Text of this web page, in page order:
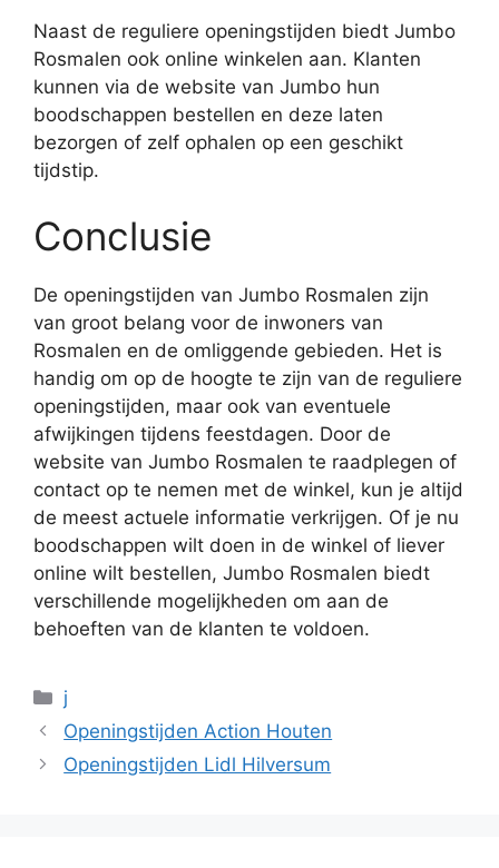
Naast de reguliere openingstijden biedt Jumbo
Rosmalen ook online winkelen aan. Klanten
kunnen via de website van Jumbo hun
boodschappen bestellen en deze laten
bezorgen of zelf ophalen op een geschikt
tijdstip.
Conclusie
De openingstijden van Jumbo Rosmalen zijn
van groot belang voor de inwoners van
Rosmalen en de omliggende gebieden. Het is
handig om op de hoogte te zijn van de reguliere
openingstijden, maar ook van eventuele
afwijkingen tijdens feestdagen. Door de
website van Jumbo Rosmalen te raadplegen of
contact op te nemen met de winkel, kun je altijd
de meest actuele informatie verkrijgen. Of je nu
boodschappen wilt doen in de winkel of liever
online wilt bestellen, Jumbo Rosmalen biedt
verschillende mogelijkheden om aan de
behoeften van de klanten te voldoen.
Categorieën
j
Openingstijden Action Houten
Openingstijden Lidl Hilversum